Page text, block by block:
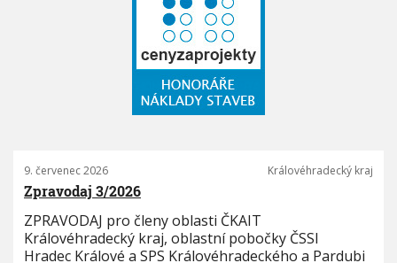
9. červenec 2026 Královéhradecký kraj
Zpravodaj 3/2026
ZPRAVODAJ pro členy oblasti ČKAIT
Královéhradecký kraj, oblastní pobočky ČSSI
Hradec Králové a SPS Královéhradeckého a Pardubi